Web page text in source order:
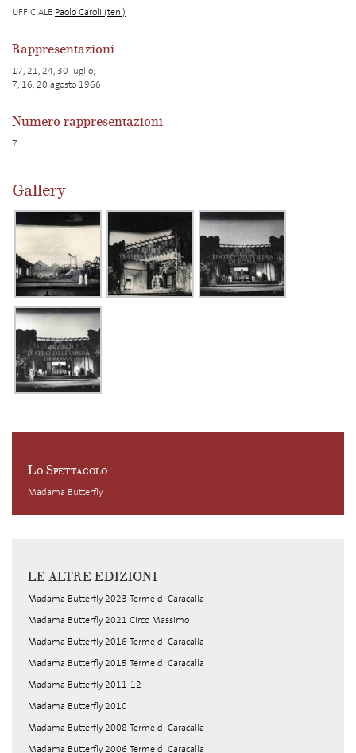
UFFICIALE Paolo Caroli (ten.)
Rappresentazioni
17, 21, 24, 30 luglio;
7, 16, 20 agosto 1966
Numero rappresentazioni
7
Gallery
Lo Spettacolo
Madama Butterfly
LE ALTRE EDIZIONI
Madama Butterfly 2023 Terme di Caracalla
Madama Butterfly 2021 Circo Massimo
Madama Butterfly 2016 Terme di Caracalla
Madama Butterfly 2015 Terme di Caracalla
Madama Butterfly 2011-12
Madama Butterfly 2010
Madama Butterfly 2008 Terme di Caracalla
Madama Butterfly 2006 Terme di Caracalla